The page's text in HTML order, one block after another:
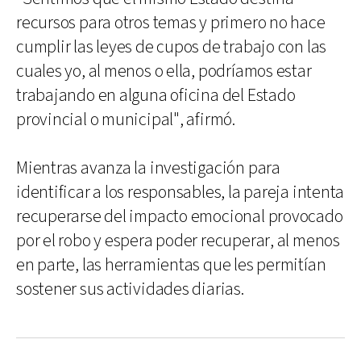
recursos para otros temas y primero no hace
cumplir las leyes de cupos de trabajo con las
cuales yo, al menos o ella, podríamos estar
trabajando en alguna oficina del Estado
provincial o municipal", afirmó.
Mientras avanza la investigación para
identificar a los responsables, la pareja intenta
recuperarse del impacto emocional provocado
por el robo y espera poder recuperar, al menos
en parte, las herramientas que les permitían
sostener sus actividades diarias.